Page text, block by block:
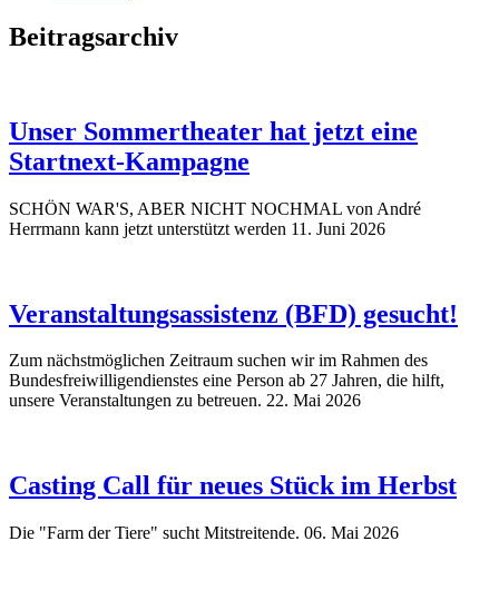
Beitragsarchiv
Unser Sommertheater hat jetzt eine
Startnext-Kampagne
SCHÖN WAR'S, ABER NICHT NOCHMAL von André
Herrmann kann jetzt unterstützt werden 11. Juni 2026
Veranstaltungsassistenz (BFD) gesucht!
Zum nächstmöglichen Zeitraum suchen wir im Rahmen des
Bundesfreiwilligendienstes eine Person ab 27 Jahren, die hilft,
unsere Veranstaltungen zu betreuen. 22. Mai 2026
Casting Call für neues Stück im Herbst
Die "Farm der Tiere" sucht Mitstreitende. 06. Mai 2026